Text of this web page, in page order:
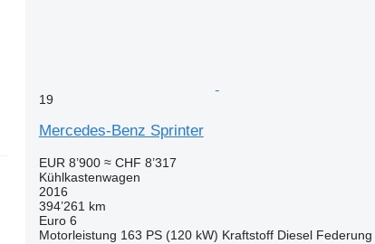
19
Mercedes-Benz Sprinter
EUR 8’900 ≈ CHF 8’317
Kühlkastenwagen
2016
394’261 km
Euro 6
Motorleistung 163 PS (120 kW) Kraftstoff Diesel Federung